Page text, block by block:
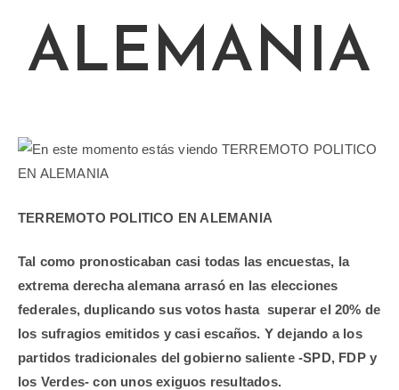
ALEMANIA
TERREMOTO POLITICO EN ALEMANIA
Tal como pronosticaban casi todas las encuestas, la
extrema derecha alemana arrasó en las elecciones
federales, duplicando sus votos hasta superar el 20% de
los sufragios emitidos y casi escaños. Y dejando a los
partidos tradicionales del gobierno saliente -SPD, FDP y
los Verdes- con unos exiguos resultados.